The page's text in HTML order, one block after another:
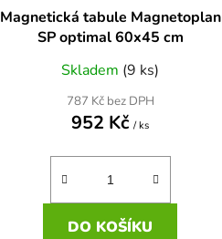
Magnetická tabule Magnetoplan
SP optimal 60x45 cm
Skladem (9 ks)
787 Kč bez DPH
952 Kč/ ks
DO KOŠÍKU